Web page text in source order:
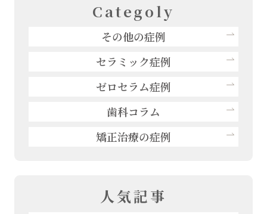
Categoly
その他の症例
セラミック症例
ゼロセラム症例
歯科コラム
矯正治療の症例
人気記事